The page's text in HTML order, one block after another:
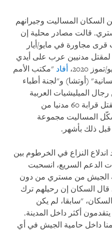
بين السكان المساليت وجيرانهم
قالت مصادر محلية إن
قرى مجاورة في مايو/أيار
لمقتل مدنيين عرب على أيدي
2020،
أفاد "مكتب الأمم
(أوتشا) و"لجنة أطباء
الميليشيات العربية
هاجموا مستري، ما أسفر عن مقتل قرابة 60 مدنيا من
المساليت مجموعة
قبل ذلك بأشهر.
أبريل/نيسان 2023، بعد اندلاع النزاع في الخرطوم بين
الدعم السريع، انسحبت
الجيش من مستري من دون
قال السكان إن رحيلهم ترك
"سابقا، لم يكن
أكثر داخل المدينة.
داخل حامية الجيش في أي